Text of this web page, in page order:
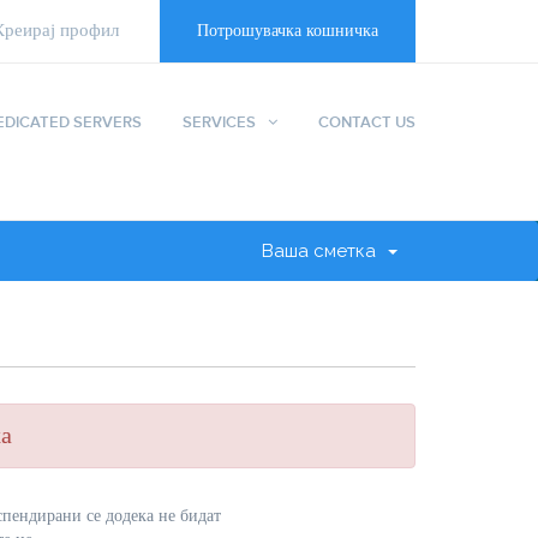
профил Потрошувачка кошничка
SERVERS SERVICES CONTACT US
Ваша сметка
се додека не бидат